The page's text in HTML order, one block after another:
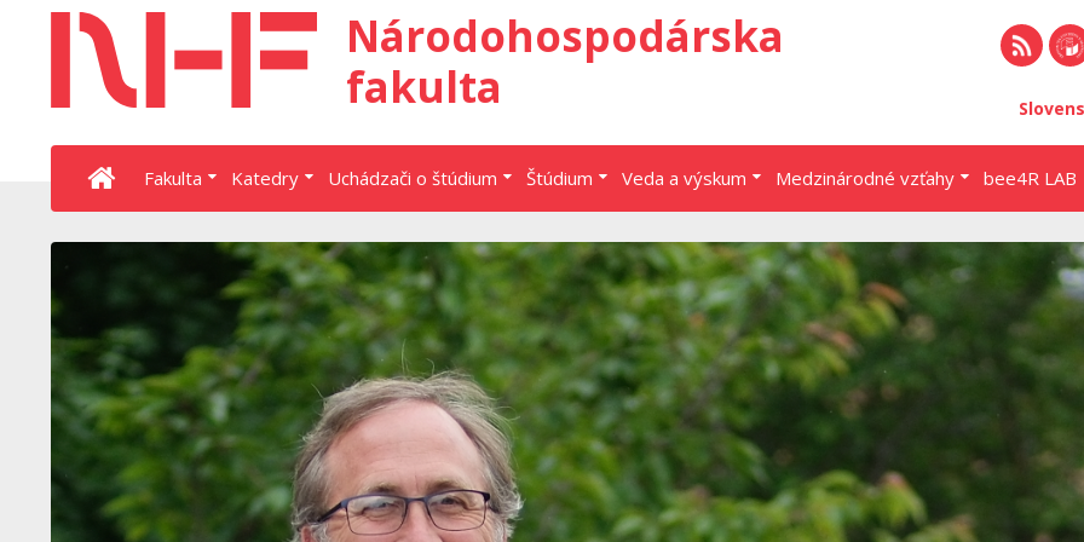
Národohospodárska
fakulta
Fakulta Katedry Uchádzači o štúdium Štúdium Veda a výskum Medzinárodné vzťahy bee4R LAB